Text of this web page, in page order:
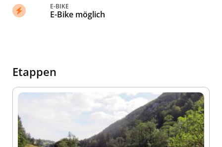
E-BIKE
E-Bike möglich
Etappen